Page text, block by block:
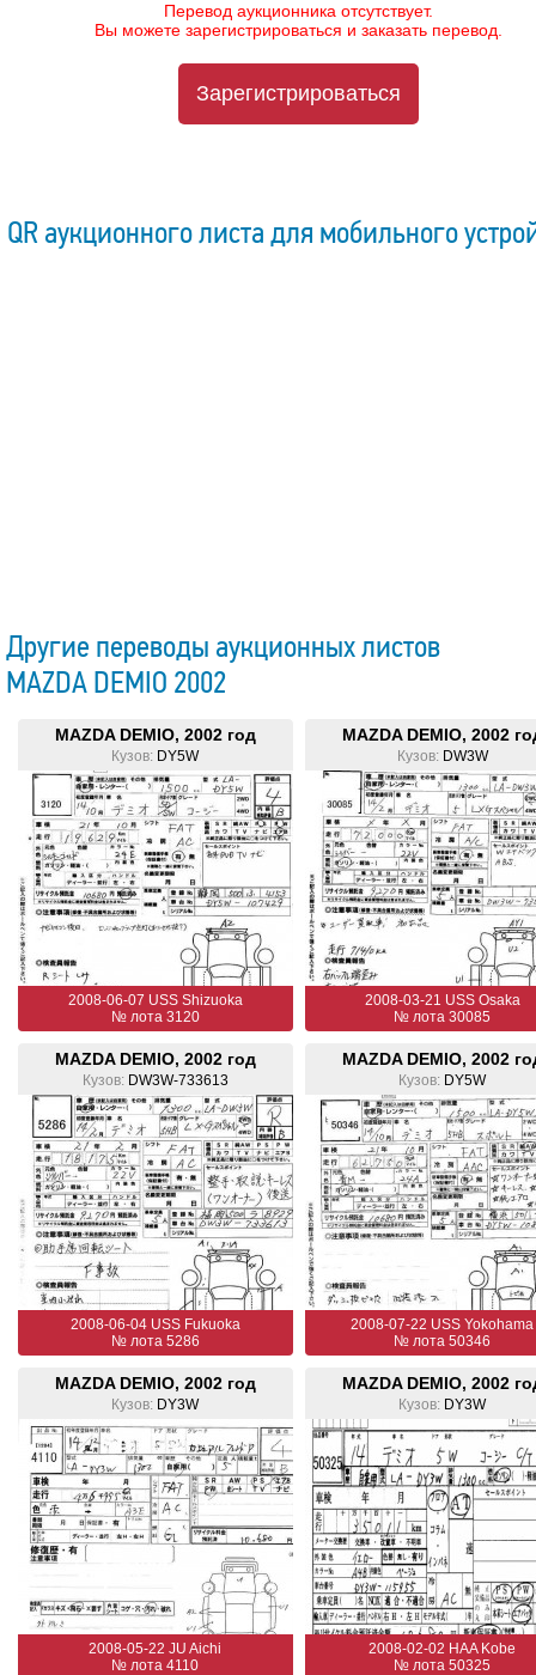
Перевод аукционника отсутствует.
Вы можете зарегистрироваться и заказать перевод.
Зарегистрироваться
QR аукционного листа для мобильного
Другие переводы аукционных листов
MAZDA DEMIO 2002
MAZDA DEMIO, 2002 год
Кузов: DY5W
2008-06-07 USS Shizuoka
№ лота 3120
MAZDA DEMIO, 2002
Кузов: DW3W
2008-03-21 USS Osaka
№ лота 30085
MAZDA DEMIO, 2002 год
Кузов: DW3W-733613
2008-06-04 USS Fukuoka
№ лота 5286
MAZDA DEMIO, 2002
Кузов: DY5W
2008-07-22 USS Yokohama
№ лота 50346
MAZDA DEMIO, 2002 год
Кузов: DY3W
2008-05-22 JU Aichi
№ лота 4110
MAZDA DEMIO, 2002
Кузов: DY3W
2008-02-02 HAA Kobe
№ лота 50325